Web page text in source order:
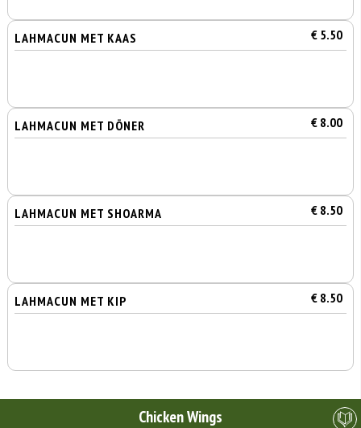
LAHMACUN MET KAAS € 5.50
LAHMACUN MET DÖNER € 8.00
LAHMACUN MET SHOARMA € 8.50
LAHMACUN MET KIP € 8.50
Chicken Wings